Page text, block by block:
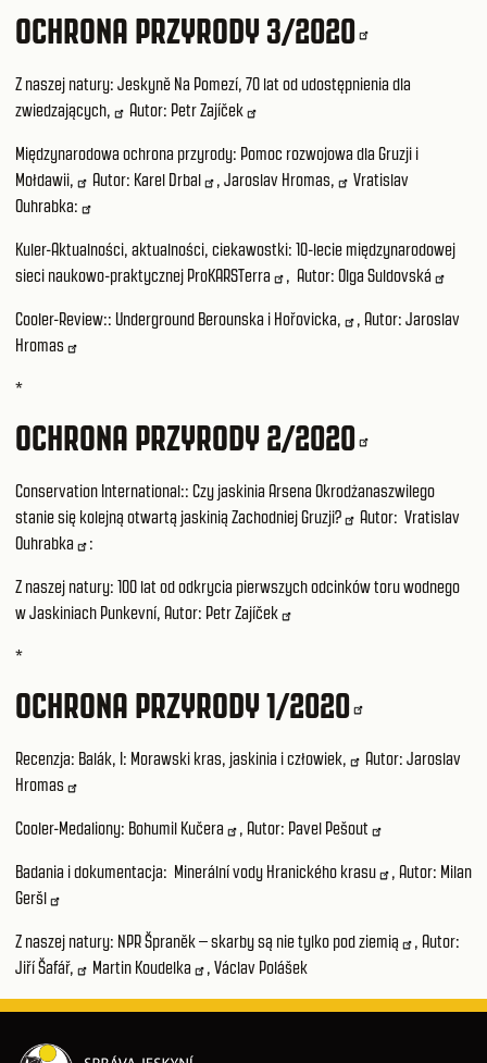
OCHRONA PRZYRODY 3/2020
Z naszej natury: Jeskyně Na Pomezí, 70 lat od udostępnienia dla
zwiedzających,
Autor: Petr Zajíček
Międzynarodowa ochrona przyrody: Pomoc rozwojowa dla Gruzji i
Mołdawii,
Autor: Karel Drbal , Jaroslav Hromas,
Vratislav
Ouhrabka:
Kuler-Aktualności, aktualności, ciekawostki: 10-lecie międzynarodowej
sieci naukowo-praktycznej ProKARSTerra
, Autor: Olga Suldovská
Cooler-Review:: Underground Berounska i Hořovicka, , Autor: Jaroslav
Hromas
*
OCHRONA PRZYRODY 2/2020
Conservation International:: Czy jaskinia Arsena Okrodżanaszwilego
stanie się kolejną otwartą jaskinią Zachodniej Gruzji?
Autor: Vratislav
Ouhrabka
:
Z naszej natury: 100 lat od odkrycia pierwszych odcinków toru wodnego
w Jaskiniach Punkevní, Autor: Petr Zajíček
*
OCHRONA PRZYRODY 1/2020
Recenzja: Balák, I: Morawski kras, jaskinia i człowiek, Autor: Jaroslav
Hromas
Cooler-Medaliony: Bohumil Kučera , Autor: Pavel Pešout
Badania i dokumentacja: Minerální vody Hranického krasu , Autor: Milan
Geršl
Z naszej natury: NPR Špraněk – skarby są nie tylko pod ziemią
, Autor:
Jiří Šafář,
Martin Koudelka , Václav Polášek